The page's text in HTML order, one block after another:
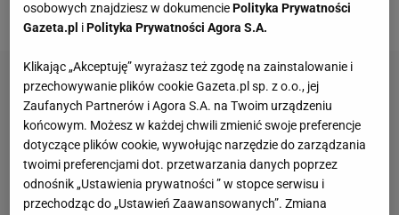
Marco Verattiego i Thiago Mottę.
osobowych znajdziesz w dokumenciePolityka Prywatności
Gazeta.pl iPolityka Prywatności Agora S.A.
Klikając „Akceptuję” wyrażasz też zgodę na zainstalowanie i
przechowywanie plików cookie Gazeta.pl sp. z o.o., jej
Zaufanych Partnerów i Agora S.A. na Twoim urządzeniu
końcowym. Możesz w każdej chwili zmienić swoje preferencje
dotyczące plików cookie, wywołując narzędzie do zarządzania
twoimi preferencjami dot. przetwarzania danych poprzez
odnośnik „Ustawienia prywatności ” w stopce serwisu i
przechodząc do „Ustawień Zaawansowanych”. Zmiana